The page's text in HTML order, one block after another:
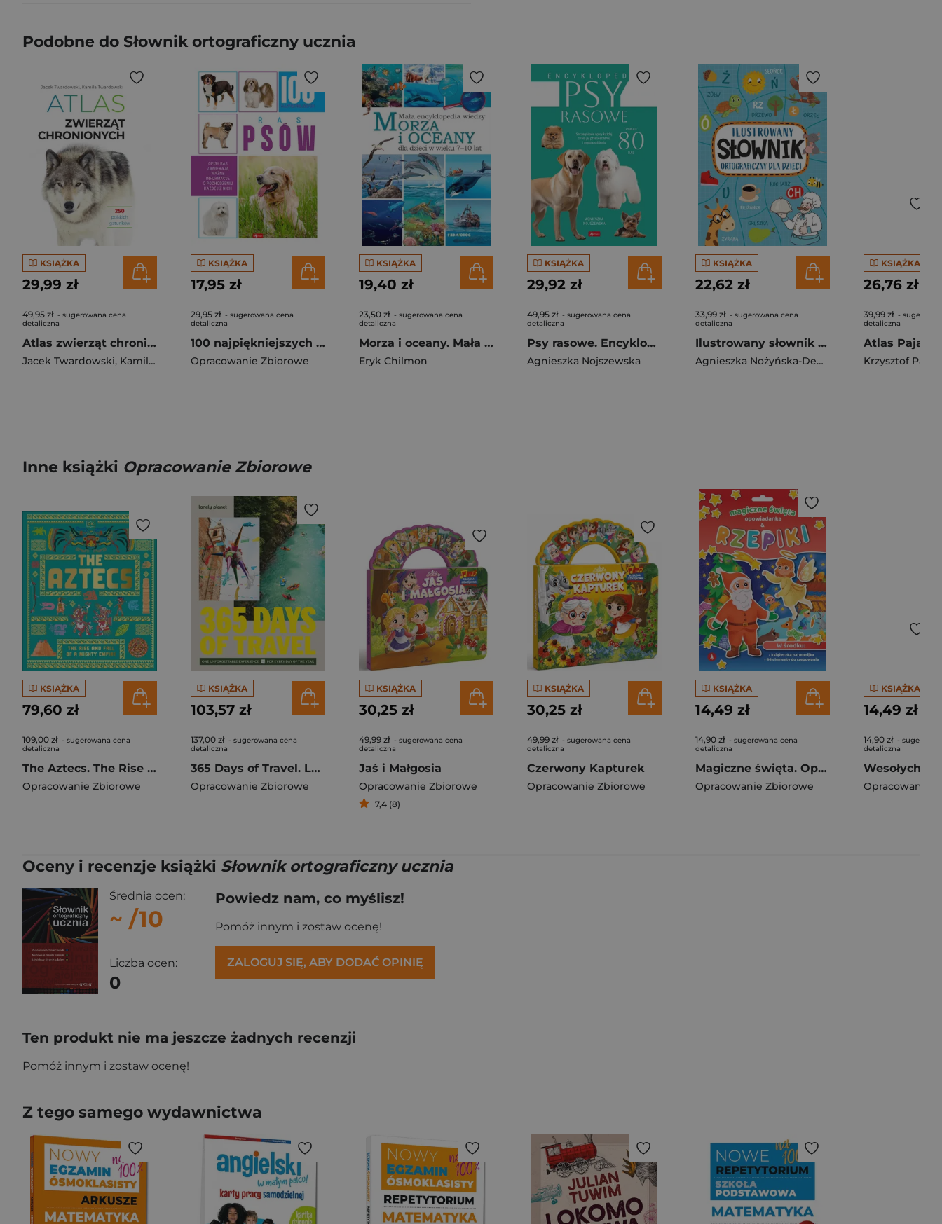
Podobne do Słownik ortograficzny ucznia
KSIĄŻKA
29,99 zł
49,95 zł - sugerowana cena
detaliczna
Atlas zwierząt chronionych. 250 polskich gatunków
Jacek Twardowski, Kamila Twardowska
KSIĄŻKA
17,95 zł
29,95 zł - sugerowana cena
detaliczna
100 najpiękniejszych ras psów
Opracowanie Zbiorowe
KSIĄŻKA
19,40 zł
23,50 zł - sugerowana cena
detaliczna
Morza i oceany. Mała encyklopedia wiedzy
Eryk Chilmon
KSIĄŻKA
29,92 zł
49,95 zł - sugerowana cena
detaliczna
Psy rasowe. Encyklopedia
Agnieszka Nojszewska
KSIĄŻKA
22,62 zł
33,99 zł - sugerowana cena
detaliczna
Ilustrowany słownik ortograficzny dla dzieci
Agnieszka Nożyńska-Demianiuk
KSIĄŻKA
26,76 zł
39,99 zł -
detaliczna
Krzysztof Pabis
Inne książki Opracowanie Zbiorowe
KSIĄŻKA
79,60 zł
109,00 zł - sugerowana cena
detaliczna
The Aztecs. The Rise and Fall of a Mighty Empire
Opracowanie Zbiorowe
KSIĄŻKA
103,57 zł
137,00 zł - sugerowana cena
detaliczna
365 Days of Travel. Lonely Planet
Opracowanie Zbiorowe
KSIĄŻKA
30,25 zł
49,99 zł - sugerowana cena
detaliczna
Jaś i Małgosia
Opracowanie Zbiorowe
7,4 (8)
KSIĄŻKA
30,25 zł
49,99 zł - sugerowana cena
detaliczna
Czerwony Kapturek
Opracowanie Zbiorowe
KSIĄŻKA
14,49 zł
14,90 zł - sugerowana cena
detaliczna
Magiczne święta. Opowiadanka & rzepiki
Opracowanie Zbiorowe
KSIĄŻKA
14,49 zł
14,90 zł -
detaliczna
Opracowanie
Oceny i recenzje książki Słownik ortograficzny ucznia
Średnia ocen:
~ /10
Liczba ocen:
0
Powiedz nam, co myślisz!
Pomóż innym i zostaw ocenę!
ZALOGUJ SIĘ, ABY DODAĆ OPINIĘ
Ten produkt nie ma jeszcze żadnych recenzji
Pomóż innym i zostaw ocenę!
Z tego samego wydawnictwa